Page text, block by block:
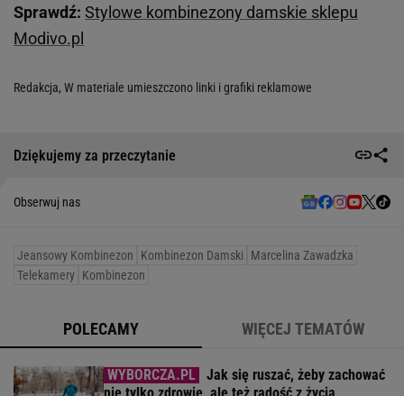
Sprawdź: Stylowe kombinezony damskie sklepu
Modivo.pl
Redakcja, W materiale umieszczono linki i grafiki reklamowe
Dziękujemy za przeczytanie
Obserwuj nas
Jeansowy Kombinezon Kombinezon Damski
Marcelina Zawadzka
Telekamery Kombinezon
POLECAMY WIĘCEJ TEMATÓW
Jak się ruszać, żeby zachować